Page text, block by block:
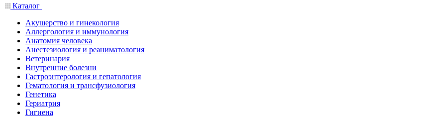
Каталог
Акушерство и гинекология
Аллергология и иммунология
Анатомия человека
Анестезиология и реаниматология
Ветеринария
Внутренние болезни
Гастроэнтерология и гепатология
Гематология и трансфузиология
Генетика
Гериатрия
Гигиена